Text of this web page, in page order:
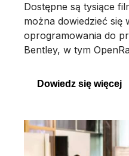
Dostępne są tysiące
można dowiedzieć się
oprogramowania do
Bentley, w tym
Dowiedz się więcej